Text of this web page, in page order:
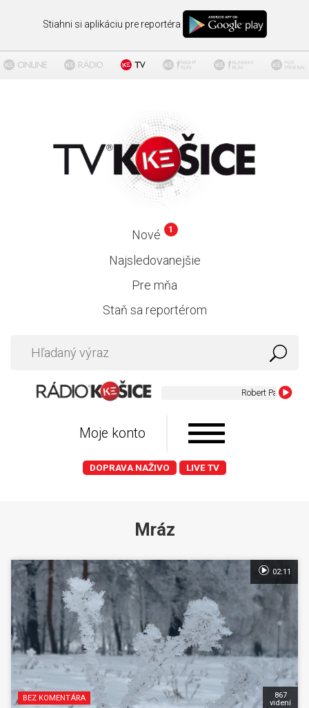
Stiahni si aplikáciu pre reportéra
Nové 1
Najsledovanejšie
Pre mňa
Staň sa reportérom
Robert Palmer -
Moje konto
DOPRAVA NAŽIVO LIVE TV
Mráz
BEZ KOMENTÁRA
867
videní
02:11